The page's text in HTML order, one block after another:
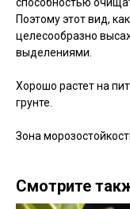
способностью
Поэтому этот вид,
целесообразно
выделениями.
Хорошо растет на
грунте.
Зона
Смотрите